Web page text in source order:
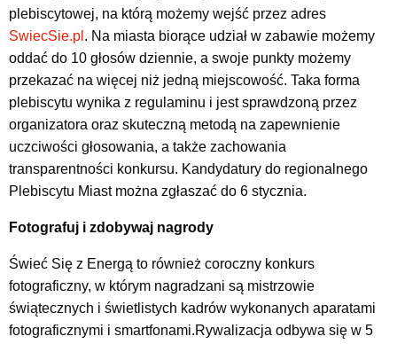
plebiscytowej, na którą możemy wejść przez adres
SwiecSie.pl . Na miasta biorące udział w zabawie możemy
oddać do 10 głosów dziennie, a swoje punkty możemy
przekazać na więcej niż jedną miejscowość. Taka forma
plebiscytu wynika z regulaminu i jest sprawdzoną przez
organizatora oraz skuteczną metodą na zapewnienie
uczciwości głosowania, a także zachowania
transparentności konkursu. Kandydatury do regionalnego
Plebiscytu Miast można zgłaszać do 6 stycznia.
Fotografuj i zdobywaj nagrody
Świeć Się z Energą to również coroczny konkurs
fotograficzny, w którym nagradzani są mistrzowie
świątecznych i świetlistych kadrów wykonanych aparatami
fotograficznymi i smartfonami.Rywalizacja odbywa się w 5